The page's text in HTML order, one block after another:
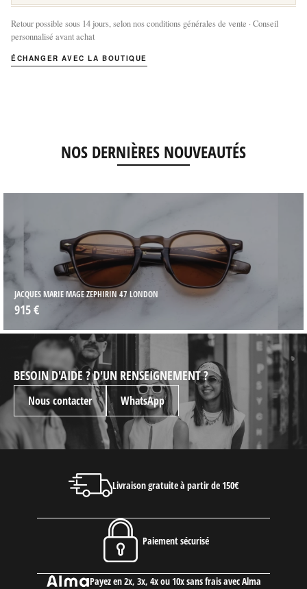
Retour possible sous 14 jours, selon nos conditions générales de vente · Conseil
personnalisé avant achat
ÉCHANGER AVEC LA BOUTIQUE
NOS DERNIÈRES NOUVEAUTÉS
JACQUES MARIE MAGE ZEPHIRIN 47 LONDON
915 €
BESOIN D'AIDE ? D'UN RENSEIGNEMENT ?
Nous contacter WhatsApp
Livraison gratuite à partir de 150€
Paiement sécurisé
Payez en 2x, 3x, 4x ou 10x sans frais avec Alma